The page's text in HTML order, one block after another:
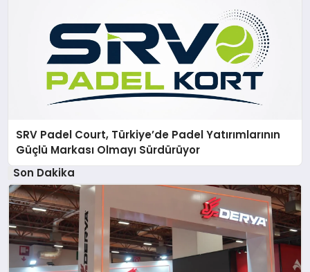
SRV Padel Court, Türkiye’de Padel Yatırımlarının
Güçlü Markası Olmayı Sürdürüyor
Son Dakika